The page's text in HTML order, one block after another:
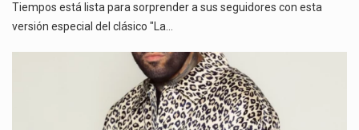
Tiempos está lista para sorprender a sus seguidores con esta
versión especial del clásico "La…